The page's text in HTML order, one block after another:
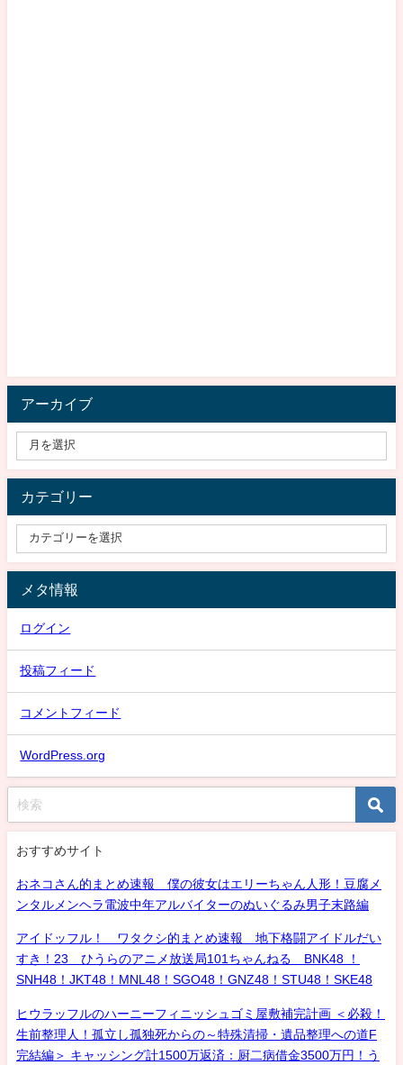
アーカイブ
カテゴリー
メタ情報
ログイン
投稿フィード
コメントフィード
WordPress.org
おすすめサイト
おネコさん的まとめ速報 僕の彼女はエリーちゃん人形！豆腐メ
ンタルメンヘラ電波中年アルバイターのぬいぐるみ男子末路編
アイドッフル！ ワタクシ的まとめ速報 地下格闘アイドルだい
すき！23 ひうらのアニメ放送局101ちゃんねる BNK48 ！
SNH48！JKT48！MNL48！SGO48！GNZ48！STU48！SKE48
ヒウラッフルのハーニーフィニッシュゴミ屋敷補完計画 ＜必殺！
生前整理人！孤立し孤独死からの～特殊清掃・遺品整理への道F
完結編＞ キャッシング計1500万返済：厨二病借金3500万円！う